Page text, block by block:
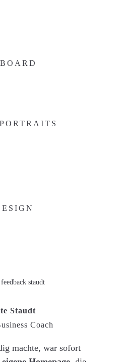
Staudt
Coach
machte, war sofort